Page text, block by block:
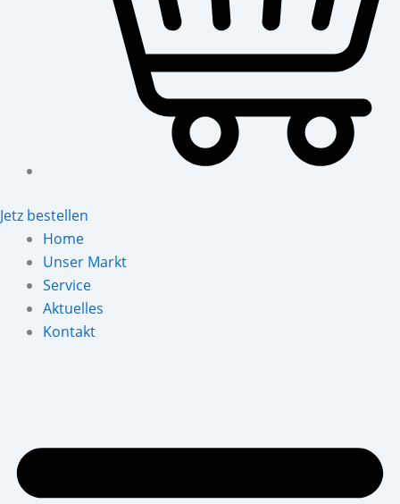
Jetz bestellen
Home
Unser Markt
Service
Aktuelles
Kontakt